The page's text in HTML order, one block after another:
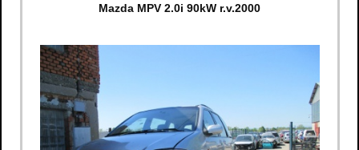
Mazda MPV 2.0i 90kW r.v.2000